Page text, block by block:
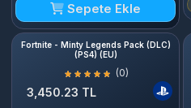
Sepete Ekle
Fortnite - Minty Legends Pack (DLC)
(PS4) (EU)
(0)
3,450.23 TL